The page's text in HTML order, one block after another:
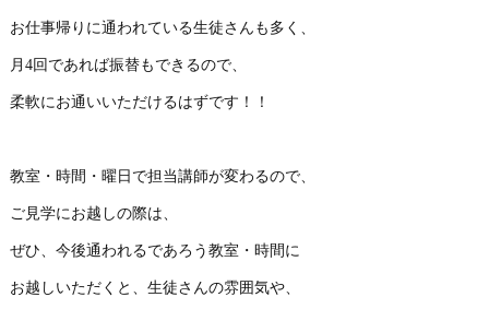
お仕事帰りに通われている生徒さんも多く、
月4回であれば振替もできるので、
柔軟にお通いいただけるはずです！！
教室・時間・曜日で担当講師が変わるので、
ご見学にお越しの際は、
ぜひ、今後通われるであろう教室・時間に
お越しいただくと、生徒さんの雰囲気や、